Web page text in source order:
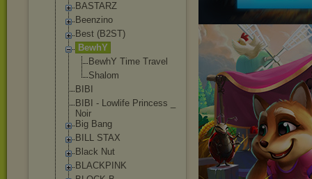
BASTARZ
Beenzino
Best (B2ST)
BewhY
BewhY Time Travel
Shalom
BIBI
BIBI - Lowlife Princess _
Noir
Big Bang
BILL STAX
Black Nut
BLACKPINK